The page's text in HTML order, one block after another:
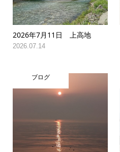
2026年7月11日 上高地
2026.07.14
ブログ